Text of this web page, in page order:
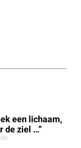
een lichaam,
de ziel …”